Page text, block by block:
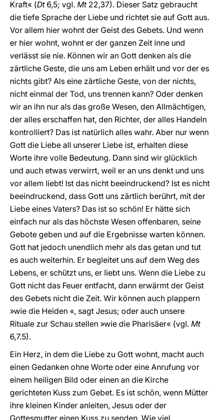
Kraft« (Dt 6,5; vgl. Mt22,37). Dieser Satz gebraucht
die tiefe Sprache der Liebe und richtet sie auf Gott aus.
Vor allem hier wohnt der Geist des Gebets. Und wenn
er hier wohnt, wohnt er der ganzen Zeit inne und
verlässt sie nie. Können wir an Gott denken als die
zärtliche Geste, die uns am Leben erhält und vor der es
nichts gibt? Als eine zärtliche Geste, von der nichts,
nicht einmal der Tod, uns trennen kann? Oder denken
wir an ihn nur als das große Wesen, den Allmächtigen,
der alles erschaffen hat, den Richter, der alles Handeln
kontrolliert? Das ist natürlich alles wahr. Aber nur wenn
Gott die Liebe all unserer Liebe ist, erhalten diese
Worte ihre volle Bedeutung. Dann sind wir glücklich
und auch etwas verwirrt, weil er an uns denkt und uns
vor allem liebt! Ist das nicht beeindruckend? Ist es nicht
beeindruckend, dass Gott uns zärtlich berührt, mit der
Liebe eines Vaters? Das ist so schön! Er hätte sich
einfach nur als das höchste Wesen offenbaren, seine
Gebote geben und auf die Ergebnisse warten können.
Gott hat jedoch unendlich mehr als das getan und tut
es auch weiterhin. Er begleitet uns auf dem Weg des
Lebens, er schützt uns, er liebt uns. Wenn die Liebe zu
Gott nicht das Feuer entfacht, dann erwärmt der Geist
des Gebets nicht die Zeit. Wir können auch plappern
»wie die Heiden «, sagt Jesus; oder auch unsere
Rituale zur Schau stellen »wie die Pharisäer« (vgl. Mt
6,7.5).
Ein Herz, in dem die Liebe zu Gott wohnt, macht auch
einen Gedanken ohne Worte oder eine Anrufung vor
einem heiligen Bild oder einen an die Kirche
gerichteten Kuss zum Gebet. Es ist schön, wenn Mütter
ihre kleinen Kinder anleiten, Jesus oder der
Gottesmutter einen Kuss zu senden. Wie viel